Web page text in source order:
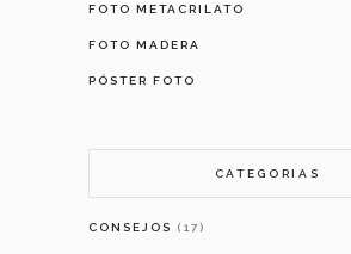
FOTO METACRILATO
FOTO MADERA
PÓSTER FOTO
CATEGORIAS
CONSEJOS (17)